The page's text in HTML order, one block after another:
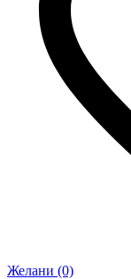
Желани (0)